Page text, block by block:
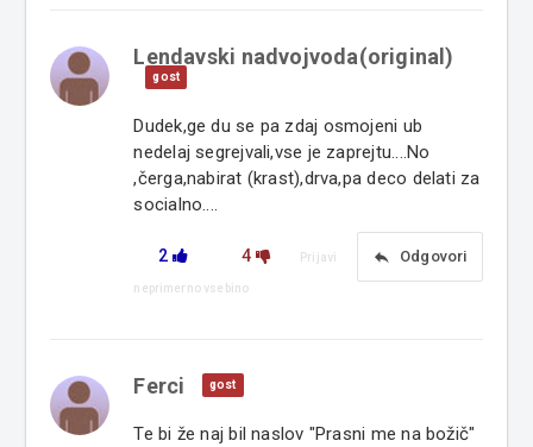
Lendavski nadvojvoda(original)
gost
Dudek,ge du se pa zdaj osmojeni ub
nedelaj segrejvali,vse je zaprejtu....No
,čerga,nabirat (krast),drva,pa deco delati za
socialno....
2 4 reply Odgovori
Prijavi
neprimerno vsebino
Ferci gost
Te bi že naj bil naslov "Prasni me na božič"